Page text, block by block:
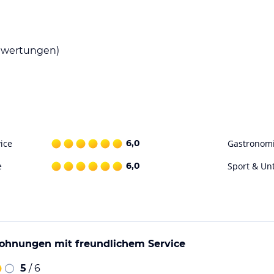
sich in der gemütlichen
Die Umgebung bietet auch eine
Erkunden Sie die malerische Landschaft
Gewähr. Bitte lies vor der Buchung die
6,0
6,0 Sport &
mit freundlichem Service
5 / 6